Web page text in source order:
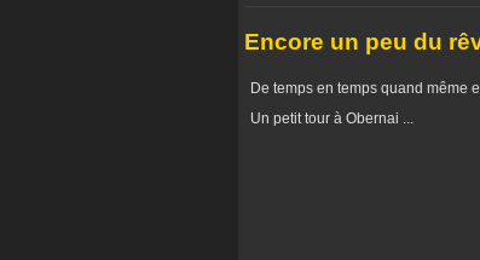
Encore un peu du
De temps en temps quand même
Un petit tour à Obernai ...